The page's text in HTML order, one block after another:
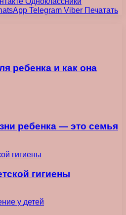
Telegram Viber Печатать
ребенка и как она
ребенка ― это семья
гигиены